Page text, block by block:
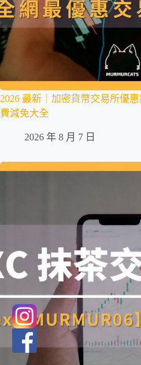
2026 最新｜加密貨幣交易所優
費減免大全
2026 年 8 月 7 日